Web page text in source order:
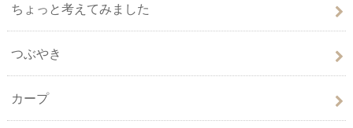
ちょっと考えてみました
つぶやき
カープ